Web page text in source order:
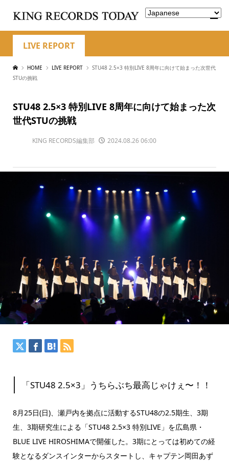
LIVE REPORT
HOME LIVE REPORT
STU48 2.5×3 特別LIVE 8周年に向けて始まった次世代
STUの挑戦
STU48 2.5×3 特別LIVE 8周年に向けて始まった次
世代STUの挑戦
KING RECORDS編集部 2024.08.26 06:00
「STU48 2.5×3」うちらぶち最高じゃけぇ〜！！
8月25日(日)、瀬戸内を拠点に活動するSTU48の2.5期生、3期
生、3期研究生による「STU48 2.5×3 特別LIVE」を広島県・
BLUE LIVE HIROSHIMAで開催した。3期にとっては初めての経
験となるダンスインターからスタートし、キャプテン岡田あず